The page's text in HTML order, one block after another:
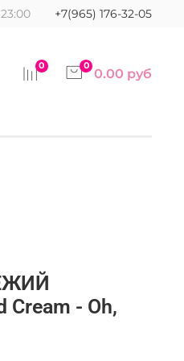
+7(965) 176-32-05
0 0 0.00 руб
- Oh,